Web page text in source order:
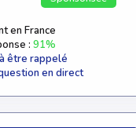
en France
: 91%
être rappelé
en direct